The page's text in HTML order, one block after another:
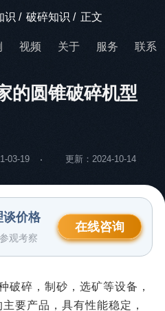
识 / 破碎知识 / 正文
视频 关于 服务 联系
的圆锥破碎机型
03-19 更新：2024-10-14
谈价格
观考察
在线咨询
破碎，制砂，选矿等设备，
要产品，具有性能稳定，